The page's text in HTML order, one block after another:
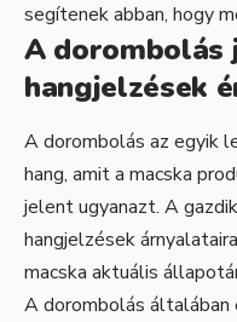
segítenek abban, hogy
A dorombolás
hangjelzések
A dorombolás az egyik
hang, amit a macska
jelent ugyanazt. A
hangjelzések
macska aktuális
A dorombolás